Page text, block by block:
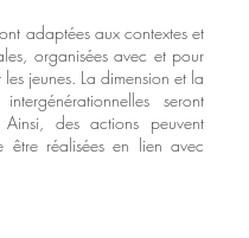
adaptées aux contextes et
organisées avec et pour
les jeunes. La dimension et la
intergénérationnelles seront
Ainsi, des actions peuvent
être réalisées en lien avec